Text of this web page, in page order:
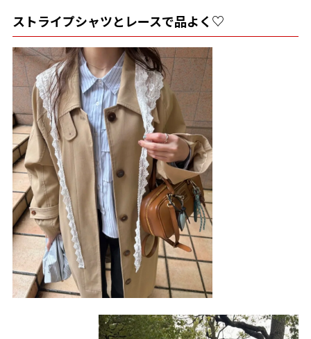
ストライプシャツとレースで品よく♡